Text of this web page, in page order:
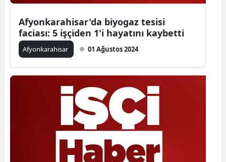
Osmaniye
Afyonkarahisar'da biyogaz tesisi
faciası: 5 işçiden 1'i hayatını kaybetti
Afyonkarahisar 01 Ağustos 2024